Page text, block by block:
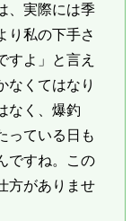
、実際には季
り私の下手さ
すよ」と言え
なくてはなり
なく、爆釣
っている日も
ですね。この
方がありませ